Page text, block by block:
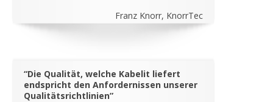
Franz Knorr, KnorrTec
“Die Qualität, welche Kabelit liefert
endspricht den Anfordernissen unserer
Qualitätsrichtlinien”